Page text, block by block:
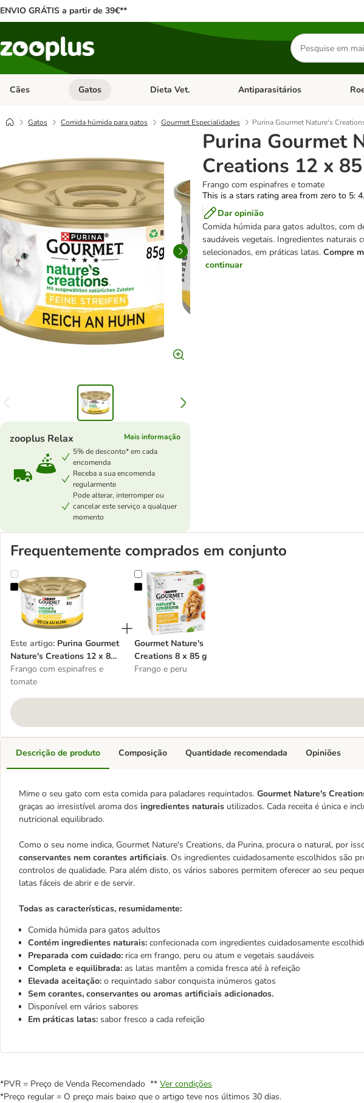
ENVIO GRÁTIS a partir de 39€**
Pesquisar
produtos
Cães Abrir menu de categoria: Cães
Gatos Abrir menu de categoria: Gatos
Dieta Vet. Abrir menu de categoria: Dieta Vet.
Antiparasitários
Gatos Comida húmida para gatos Gourmet Especialidades Purina Gourmet Nature's
Purina Gourmet
Creations 12 x
Frango com espinafres e tomate
This is a stars rating area from zero to 5:
Dar opinião
Comida húmida para gatos adultos, com
saudáveis vegetais. Ingredientes naturais
selecionados, em práticas latas. Compre
continuar
zooplus Relax
Mais informação
5% de desconto* em cada
encomenda
Receba a sua encomenda
regularmente
Pode alterar, interromper ou
cancelar este serviço a qualquer
momento
Frequentemente comprados em conjunto
Purina Gourmet Nature's Creations 12 x 85 g
Este artigo: Purina Gourmet
Nature's Creations 12 x 85
g
Frango com espinafres e
tomate
Gourmet Nature's Creations 8 x 85 g
Gourmet Nature's
Creations 8 x 85 g
Frango e peru
Descrição de produto
Mime o seu gato com esta comida para paladares requintados. Gourmet Nature's
graças ao irresistível aroma dos ingredientes naturais utilizados. Cada receita é única e
nutricional equilibrado.
Como o seu nome indica, Gourmet Nature's Creations, da Purina, procura o natural, por
conservantes nem corantes artificiais. Os ingredientes cuidadosamente escolhidos são
controlos de qualidade. Para além disto, os vários sabores permitem oferecer ao seu
latas fáceis de abrir e de servir.
Todas as características, resumidamente:
Comida húmida para gatos adultos
Contém ingredientes naturais: confecionada com ingredientes cuidadosamente
Preparada com cuidado: rica em frango, peru ou atum e vegetais saudáveis
Completa e equilibrada: as latas mantêm a comida fresca até à refeição
Elevada aceitação: o requintado sabor conquista inúmeros gatos
Sem corantes, conservantes ou aromas artificiais adicionados.
Disponível em vários sabores
Em práticas latas: sabor fresco a cada refeição
Composição Quantidade recomendada Opiniões
*PVR = Preço de Venda Recomendado ** Ver condições
*Preço regular = O preço mais baixo que o artigo teve nos últimos 30 dias.